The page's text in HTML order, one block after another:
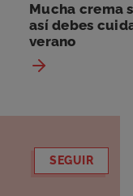
Mucha crema
así debes
verano
SEGUIR